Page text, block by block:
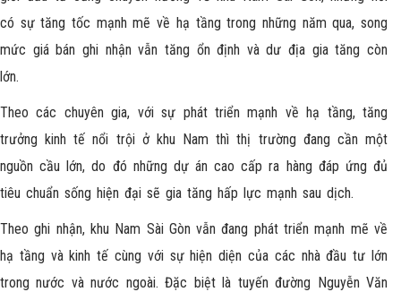
có sự tăng tốc mạnh mẽ về hạ tầng trong những năm qua, song
mức giá bán ghi nhận vẫn tăng ổn định và dư địa gia tăng còn
lớn.
Theo các chuyên gia, với sự phát triển mạnh về hạ tầng, tăng
trưởng kinh tế nổi trội ở khu Nam thì thị trường đang cần một
nguồn cầu lớn, do đó những dự án cao cấp ra hàng đáp ứng đủ
tiêu chuẩn sống hiện đại sẽ gia tăng hấp lực mạnh sau dịch.
Theo ghi nhận, khu Nam Sài Gòn vẫn đang phát triển mạnh mẽ về
hạ tầng và kinh tế cùng với sự hiện diện của các nhà đầu tư lớn
trong nước và nước ngoài. Đặc biệt là tuyến đường Nguyễn Văn